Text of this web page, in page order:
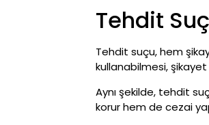
Tehdit
Tehdit suçu, hem
kullanabilmesi,
Aynı şekilde, tehdit
korur hem de cezai